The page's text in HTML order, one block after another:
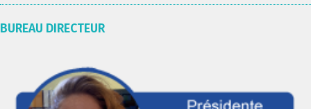
BUREAU DIRECTEUR